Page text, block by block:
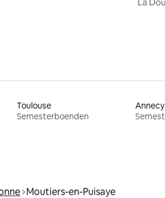
Toulouse
Semesterboenden
Annecy
Moutiers-en-Puisaye